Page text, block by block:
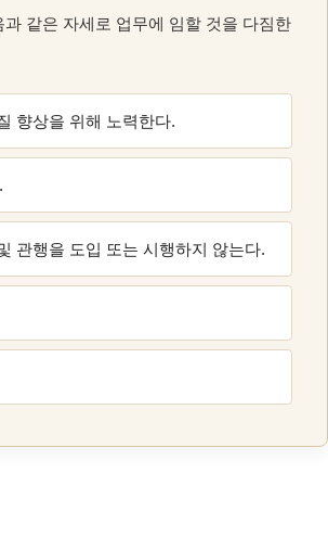
색
열
같은 자세로 업무에 임할 것을 다짐한
향상을 위해 노력한다.
관행을 도입 또는 시행하지 않는다.